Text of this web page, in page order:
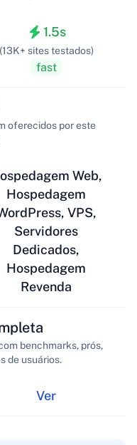
1.5s
(13K+ sites testados)
fast
oferecidos por este
Web,
Hospedagem
VPS,
Servidores
Dedicados,
Hospedagem
Revenda
benchmarks, prós,
de usuários.
Ver